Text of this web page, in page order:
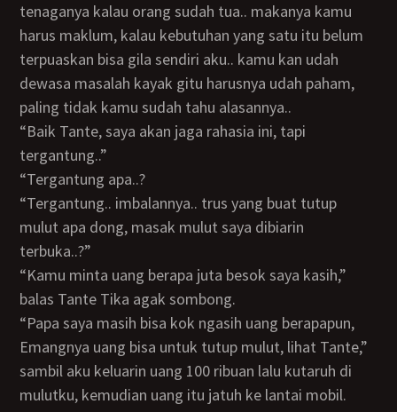
tenaganya kalau orang sudah tua.. makanya kamu
harus maklum, kalau kebutuhan yang satu itu belum
terpuaskan bisa gila sendiri aku.. kamu kan udah
dewasa masalah kayak gitu harusnya udah paham,
paling tidak kamu sudah tahu alasannya..
“Baik Tante, saya akan jaga rahasia ini, tapi
tergantung..”
“Tergantung apa..?
“tergantung.. imbalannya.. trus yang buat tutup
mulut apa dong, masak mulut saya dibiarin
terbuka..?”
“Kamu minta uang berapa juta besok saya kasih,”
balas Tante Tika agak sombong.
“Papa saya masih bisa kok ngasih uang berapapun,
Emangnya uang bisa untuk tutup mulut, lihat Tante,”
sambil aku keluarin uang 100 ribuan lalu kutaruh di
mulutku, kemudian uang itu jatuh ke lantai mobil.